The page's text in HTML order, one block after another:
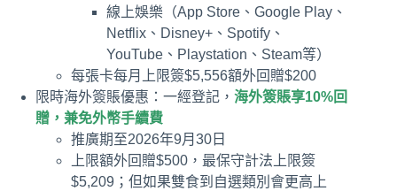
線上娛樂（App Store、Google Play、
Netflix、Disney+、Spotify、
YouTube、Playstation、Steam等）
每張卡每月上限簽$5,556額外回贈$200
限時海外簽賬優惠：一經登記， 海外簽賬享10%回
贈，兼免外幣手續費
推廣期至2026年9月30日
上限額外回贈$500，最保守計法上限簽
$5,209；但如果雙食到自選類別會更高上